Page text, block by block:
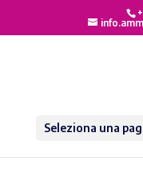
Seleziona una